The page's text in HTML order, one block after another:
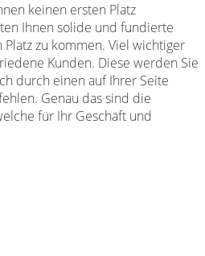
keinen ersten Platz
Ihnen solide und fundierte
zu kommen. Viel wichtiger
Kunden. Diese werden Sie
durch einen auf Ihrer Seite
Genau das sind die
für Ihr Geschäft und